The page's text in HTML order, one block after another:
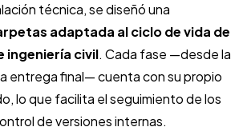
técnica, se diseñó una
adaptada al ciclo de vida de
ingeniería civil. Cada fase —desde la
entrega final— cuenta con su propio
lo que facilita el seguimiento de los
de versiones internas.